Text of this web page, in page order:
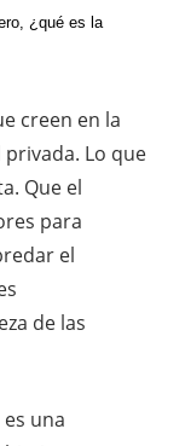
¿qué es la
creen en la
Lo que
Que el
para
el
de las
una